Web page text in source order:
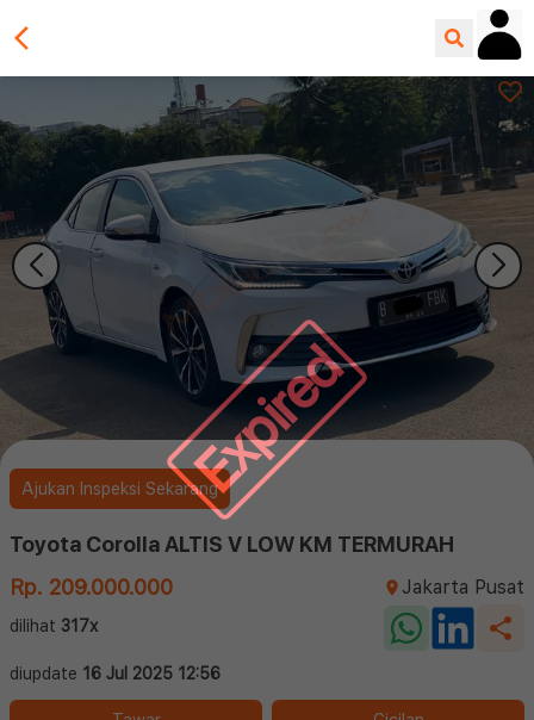
Expired
Ajukan Inspeksi Sekarang
Toyota Corolla ALTIS V LOW KM TERMURAH
Rp. 209.000.000
Jakarta Pusat
dilihat 317x
diupdate 16 Jul 2025 12:56